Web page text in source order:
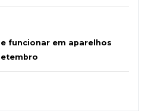
funcionar em aparelhos